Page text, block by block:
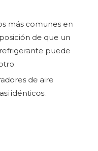
más comunes en
de que un
puede
de aire
idénticos.